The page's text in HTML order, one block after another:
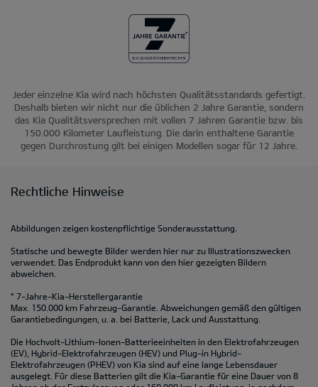
Jeder einzelne Kia wird nach höchsten Qualitätsstandards gefertigt.
Deshalb bieten wir nicht nur die üblichen 2 Jahre Garantie, sondern
das Kia Qualitätsversprechen mit vollen 7 Jahren Garantie bzw. bis
150.000 Kilometer Laufleistung. Die darin enthaltene Garantie
gegen Durchrostung gilt bei einigen Modellen sogar für 12 Jahre.
Rechtliche Hinweise
Abbildungen zeigen kostenpflichtige Sonderausstattung.
Statische und bewegte Bilder werden hier nur zu Illustrationszwecken
verwendet. Das Endprodukt kann von den hier gezeigten Bildern
abweichen.
* 7-Jahre-Kia-Herstellergarantie
Max. 150.000 km Fahrzeug-Garantie. Abweichungen gemäß den gültigen
Garantiebedingungen, u. a. bei Batterie, Lack und Ausstattung.
Die Hochvolt-Lithium-Ionen-Batterieeinheiten in den Elektrofahrzeugen
(EV), Hybrid-Elektrofahrzeugen (HEV) und Plug-in Hybrid-
Elektrofahrzeugen (PHEV) von Kia sind auf eine lange Lebensdauer
ausgelegt. Für diese Batterien gilt die Kia-Garantie für eine Dauer von 8